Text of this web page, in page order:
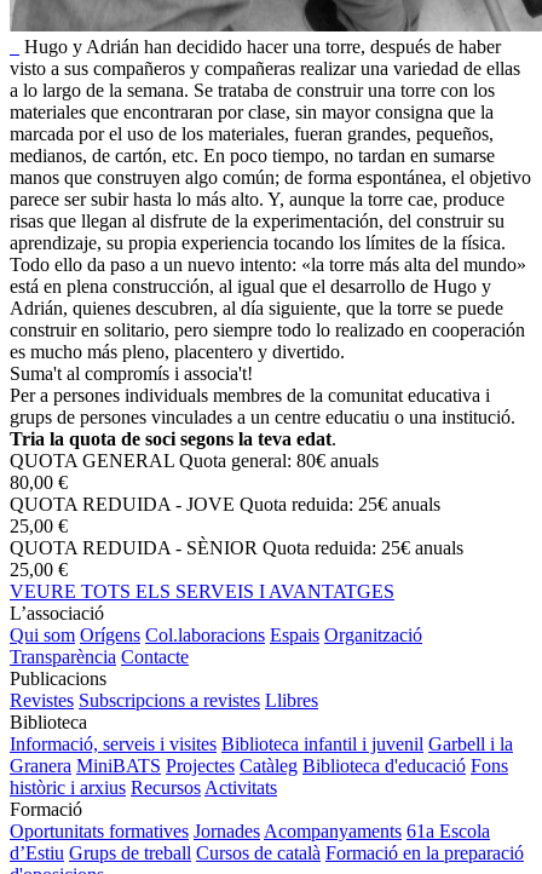
Hugo y Adrián han decidido hacer una torre, después de haber
visto a sus compañeros y compañeras realizar una variedad de ellas
a lo largo de la semana. Se trataba de construir una torre con los
materiales que encontraran por clase, sin mayor consigna que la
marcada por el uso de los materiales, fueran grandes, pequeños,
medianos, de cartón, etc. En poco tiempo, no tardan en sumarse
manos que construyen algo común; de forma espontánea, el objetivo
parece ser subir hasta lo más alto. Y, aunque la torre cae, produce
risas que llegan al disfrute de la experimentación, del construir su
aprendizaje, su propia experiencia tocando los límites de la física.
Todo ello da paso a un nuevo intento: «la torre más alta del mundo»
está en plena construcción, al igual que el desarrollo de Hugo y
Adrián, quienes descubren, al día siguiente, que la torre se puede
construir en solitario, pero siempre todo lo realizado en cooperación
es mucho más pleno, placentero y divertido.
Suma't al compromís i associa't!
Per a persones individuals membres de la comunitat educativa i
grups de persones vinculades a un centre educatiu o una institució.
Tria la quota de soci segons la teva edat.
QUOTA GENERAL Quota general: 80€ anuals
80,00 €
QUOTA REDUIDA - JOVE Quota reduida: 25€ anuals
25,00 €
QUOTA REDUIDA - SÈNIOR Quota reduida: 25€ anuals
25,00 €
VEURE TOTS ELS SERVEIS I AVANTATGES
L’associació
Qui som Orígens Col.laboracions Espais Organització
Transparència Contacte
Publicacions
Revistes Subscripcions a revistes Llibres
Biblioteca
Informació, serveis i visites Biblioteca infantil i juvenil Garbell i la
Granera MiniBATS Projectes Catàleg Biblioteca d'educació Fons
històric i arxius Recursos Activitats
Formació
Oportunitats formatives Jornades Acompanyaments 61a Escola
d’Estiu Grups de treball Cursos de català Formació en la preparació